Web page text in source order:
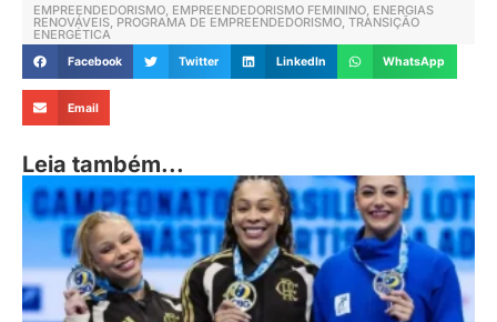
EMPREENDEDORISMO EMPREENDEDORISMO FEMININO ENERGIAS
RENOVÁVEIS PROGRAMA DE EMPREENDEDORISMO TRANSIÇÃO
ENERGÉTICA
Facebook Twitter LinkedIn WhatsApp
Email
Leia também...